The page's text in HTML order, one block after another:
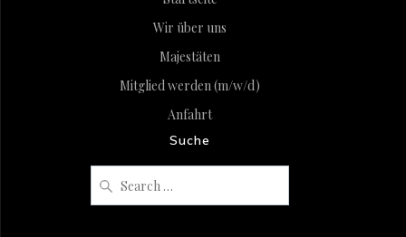
Wir über uns
Majestäten
Mitglied werden (m/w/d)
Anfahrt
Suche
for: